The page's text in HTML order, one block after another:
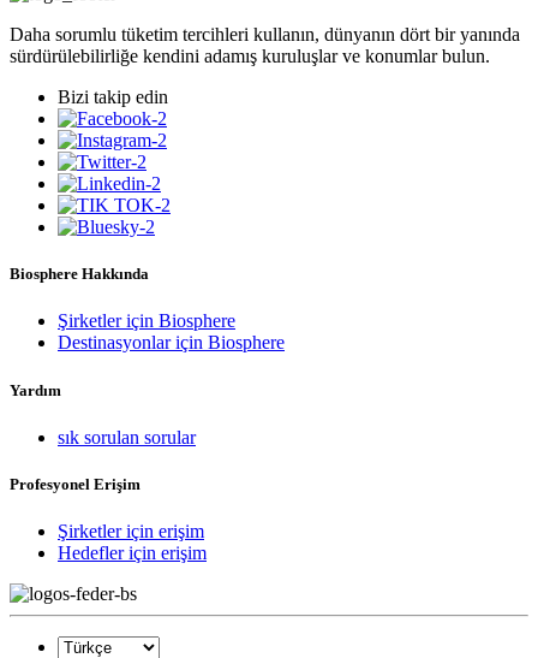
Daha sorumlu tüketim tercihleri kullanın, dünyanın dört bir yanında
sürdürülebilirliğe kendini adamış kuruluşlar ve konumlar bulun.
Bizi takip edin
Biosphere Hakkında
Şirketler için Biosphere
Destinasyonlar için Biosphere
Yardım
sık sorulan sorular
Profesyonel Erişim
Şirketler için erişim
Hedefler için erişim